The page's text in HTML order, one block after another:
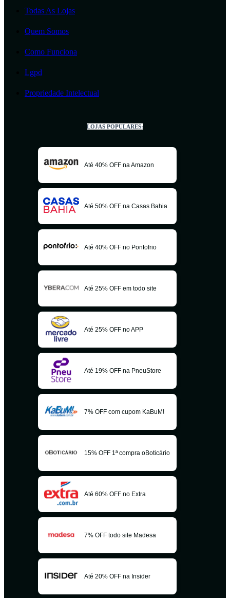
Todas As Lojas
Quem Somos
Como Funciona
Lgpd
Propriedade Intelectual
LOJAS POPULARES:
Até 40% OFF na Amazon
Até 50% OFF na Casas Bahia
Até 40% OFF no Pontofrio
Até 25% OFF em todo site
Até 25% OFF no APP
Até 19% OFF na PneuStore
7% OFF com cupom KaBuM!
15% OFF 1ª compra oBoticário
Até 60% OFF no Extra
7% OFF todo site Madesa
Até 20% OFF na Insider